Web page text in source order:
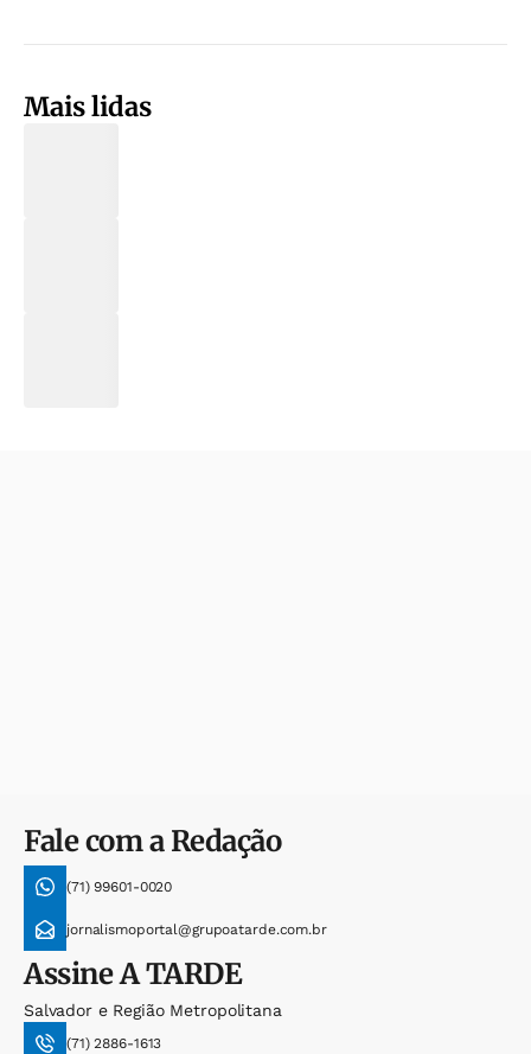
Mais lidas
Fale com a Redação
(71) 99601-0020
jornalismoportal@grupoatarde.com.br
AssineA TARDE
Salvador e Região Metropolitana
(71) 2886-1613